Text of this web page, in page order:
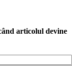
articolul devine